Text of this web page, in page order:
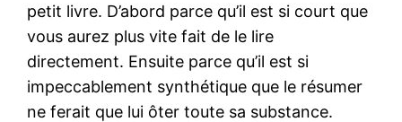
petit livre. D’abord parce qu’il est si court que
vous aurez plus vite fait de le lire
directement. Ensuite parce qu’il est si
impeccablement synthétique que le résumer
ne ferait que lui ôter toute sa substance.